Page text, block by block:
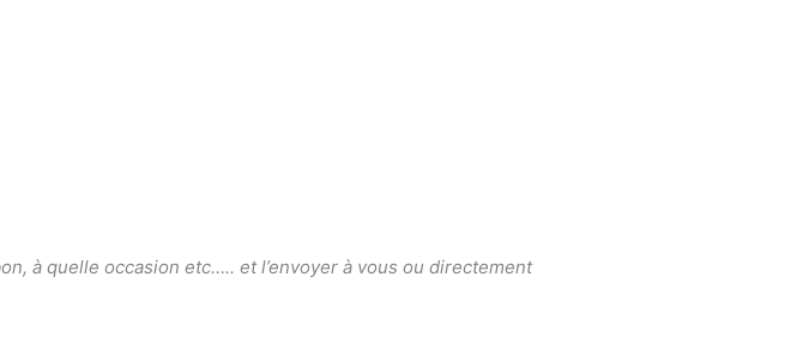
à quelle occasion etc….. et l’envoyer à vous ou directement